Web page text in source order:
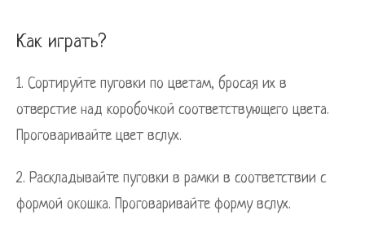
Как играть?
1. Сортируйте пуговки по цветам, бросая их в
отверстие над коробочкой соответствующего цвета.
Проговаривайте цвет вслух.
2. Раскладывайте пуговки в рамки в соответствии с
формой окошка. Проговаривайте форму вслух.